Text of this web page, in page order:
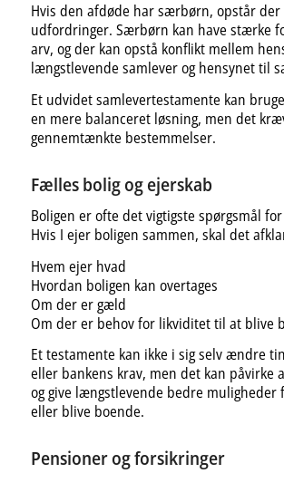
Hvis den afdøde har særbørn, opstår
udfordringer. Særbørn kan have stærke
arv, og der kan opstå konflikt mellem
længstlevende samlever og hensynet til
Et udvidet samlevertestamente kan
en mere balanceret løsning, men det
gennemtænkte bestemmelser.
Fælles bolig og ejerskab
Boligen er ofte det vigtigste spørgsmål
Hvis I ejer boligen sammen, skal det
Hvem ejer hvad
Hvordan boligen kan overtages
Om der er gæld
Om der er behov for likviditet til at blive
Et testamente kan ikke i sig selv ændre
eller bankens krav, men det kan påvirke
og give længstlevende bedre muligheder
eller blive boende.
Pensioner og forsikringer